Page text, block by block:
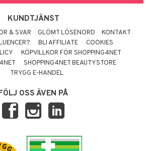
KUNDTJÄNST
& SVAR GLÖMT LÖSENORD
KONTAKT
BLI AFFILIATE
COOKIES
KÖPVILLKOR FÖR SHOPPING4NET
SHOPPING4NET BEAUTYSTORE
TRYGG E-HANDEL
OSS ÄVEN PÅ